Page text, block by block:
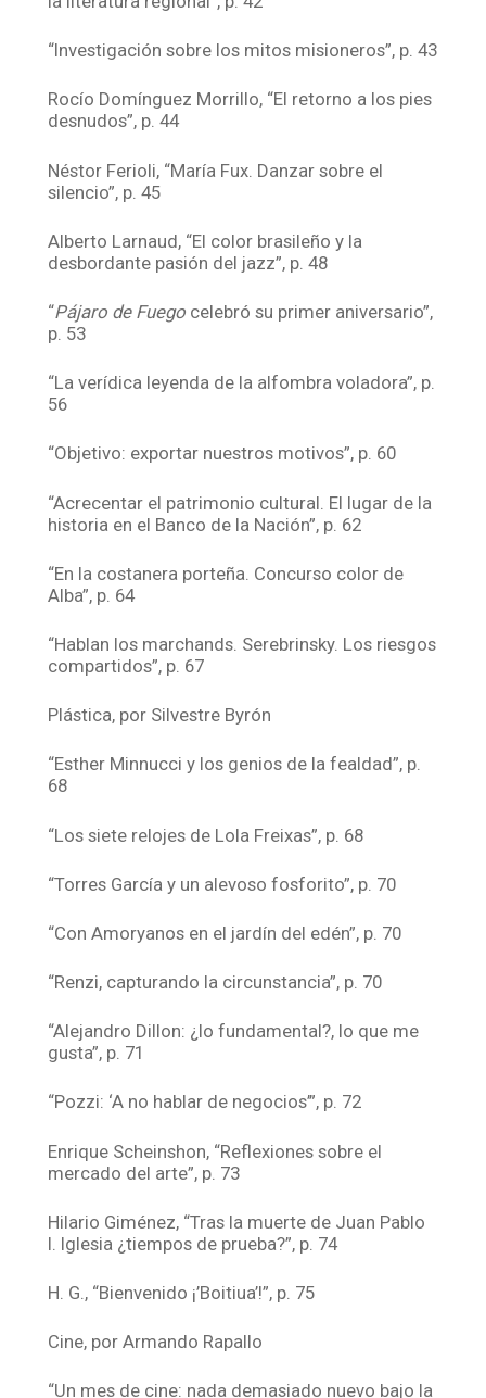
“Investigación sobre los mitos misioneros”, p. 43
Rocío Domínguez Morrillo, “El retorno a los pies
desnudos”, p. 44
Néstor Ferioli, “María Fux. Danzar sobre el
silencio”, p. 45
Alberto Larnaud, “El color brasileño y la
desbordante pasión del jazz”, p. 48
“Pájaro de Fuego celebró su primer aniversario”,
p. 53
“La verídica leyenda de la alfombra voladora”, p.
56
“Objetivo: exportar nuestros motivos”, p. 60
“Acrecentar el patrimonio cultural. El lugar de la
historia en el Banco de la Nación”, p. 62
“En la costanera porteña. Concurso color de
Alba”, p. 64
“Hablan los marchands. Serebrinsky. Los riesgos
compartidos”, p. 67
Plástica, por Silvestre Byrón
“Esther Minnucci y los genios de la fealdad”, p.
68
“Los siete relojes de Lola Freixas”, p. 68
“Torres García y un alevoso fosforito”, p. 70
“Con Amoryanos en el jardín del edén”, p. 70
“Renzi, capturando la circunstancia”, p. 70
“Alejandro Dillon: ¿lo fundamental?, lo que me
gusta”, p. 71
“Pozzi: ‘A no hablar de negocios’”, p. 72
Enrique Scheinshon, “Reflexiones sobre el
mercado del arte”, p. 73
Hilario Giménez, “Tras la muerte de Juan Pablo
I. Iglesia ¿tiempos de prueba?”, p. 74
H. G., “Bienvenido ¡’Boitiua’!”, p. 75
Cine, por Armando Rapallo
“Un mes de cine: nada demasiado nuevo bajo la